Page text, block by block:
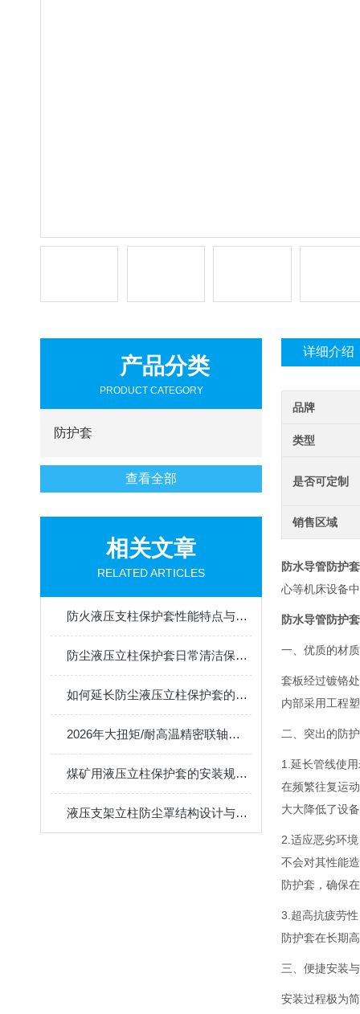
产品分类
PRODUCT CATEGORY
防护套
查看全部
相关文章
RELATED ARTICLES
防火液压支柱保护套性能特点与阻燃防护应用
防尘液压立柱保护套日常清洁保养与更换规范
如何延长防尘液压立柱保护套的使用寿命？
2026年大扭矩/耐高温精密联轴器定制找哪家？能实现精准定制的优质厂家盘点
煤矿用液压立柱保护套的安装规范与使用寿命提升方案
液压支架立柱防尘罩结构设计与密封防护原理
详细介绍
品牌
类型
是否可定制
销售区域
防水导管防护套
心等机床设备
防水导管防护套
一、优质的材
套板经过镀铬
内部采用工程
二、突出的防
1.延长管线使
在频繁往复运
大大降低了设
2.适应恶劣环
不会对其性能
防护套，确保
3.超高抗疲劳
防护套在长期
三、便捷安装
安装过程极为